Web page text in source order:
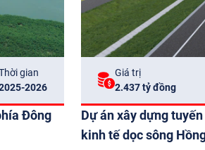
gian
2026
Đông
Giá trị
2.437 tỷ đồng
Dự án xây dựng
kinh tế dọc sông